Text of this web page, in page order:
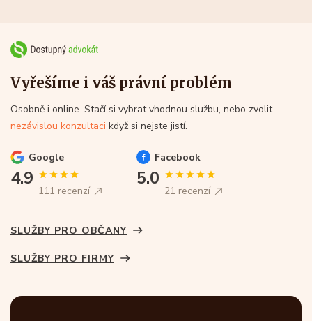
Vyřešíme i váš právní problém
Osobně i online. Stačí si vybrat vhodnou službu, nebo zvolit
nezávislou konzultaci když si nejste jistí.
Google
4.9
111 recenzí
Facebook
5.0
21 recenzí
SLUŽBY PRO OBČANY
SLUŽBY PRO FIRMY